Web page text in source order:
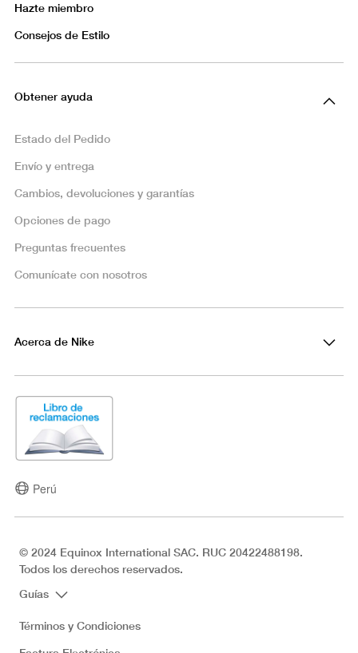
Hazte miembro
Consejos de Estilo
Obtener ayuda
Estado del Pedido
Envío y entrega
Cambios, devoluciones y garantías
Opciones de pago
Preguntas frecuentes
Comunícate con nosotros
Acerca de Nike
Perú
© 2024 Equinox International SAC. RUC 20422488198.
Todos los derechos reservados.
Guías
Términos y Condiciones